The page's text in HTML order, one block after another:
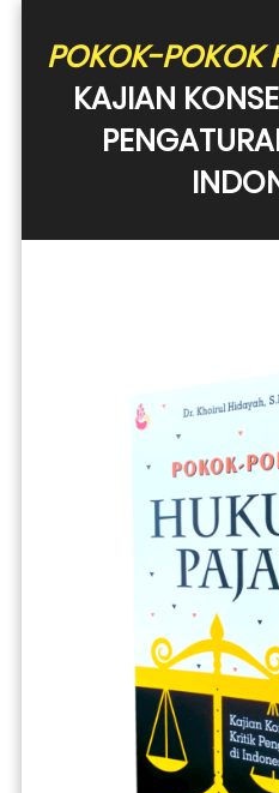
POKOK-POKOK
KAJIAN